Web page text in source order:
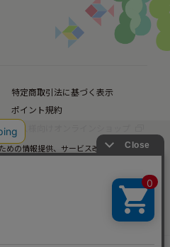
特定商取引法に基づく表示
ポイント規約
法人様向けオンラインショップ
めの情報提供、サービス改善のための分
の使用にご同意いただいたものとみ